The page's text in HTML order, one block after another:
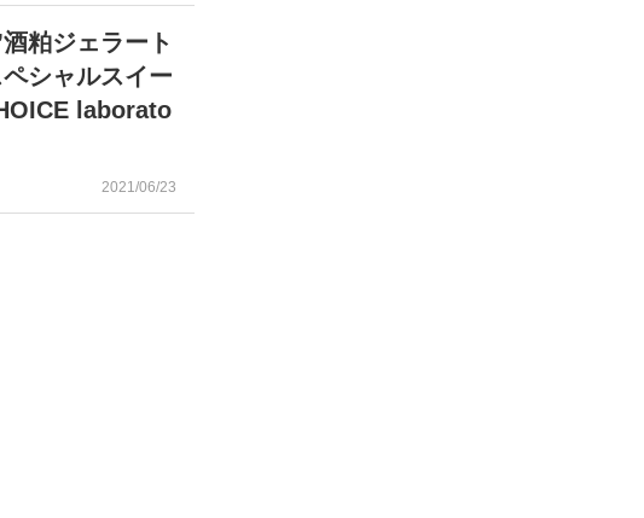
粕ジェラート
シャルスイー
laborato
2021/06/23